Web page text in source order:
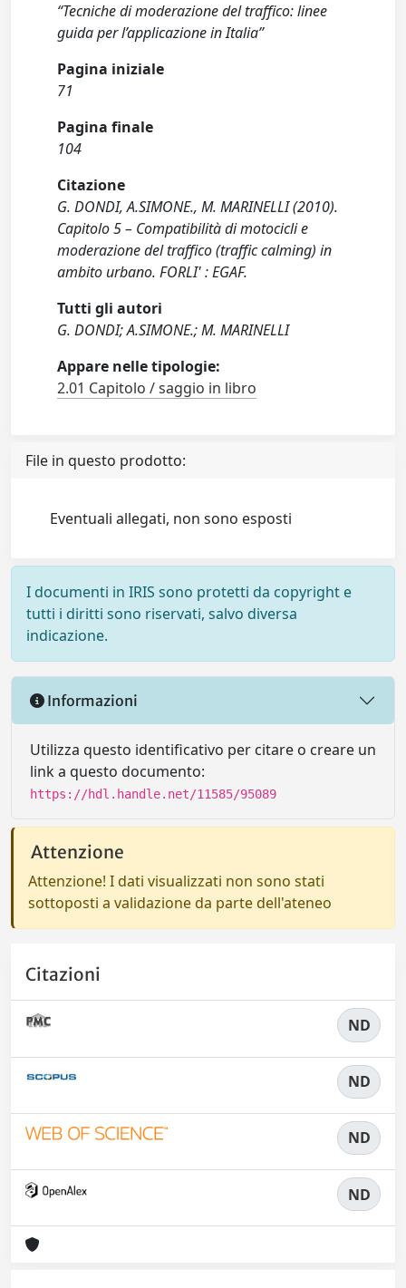
“Tecniche di moderazione del traffico: linee
guida per l’applicazione in Italia”
Pagina iniziale
71
Pagina finale
104
Citazione
G. DONDI, A.SIMONE., M. MARINELLI (2010).
Capitolo 5 – Compatibilità di motocicli e
moderazione del traffico (traffic calming) in
ambito urbano. FORLI' : EGAF.
Tutti gli autori
G. DONDI; A.SIMONE.; M. MARINELLI
Appare nelle tipologie:
2.01 Capitolo / saggio in libro
File in questo prodotto:
Eventuali allegati, non sono esposti
I documenti in IRIS sono protetti da copyright e
tutti i diritti sono riservati, salvo diversa
indicazione.
Informazioni
Utilizza questo identificativo per citare o creare un
link a questo documento:
https://hdl.handle.net/11585/95089
Attenzione
Attenzione! I dati visualizzati non sono stati
sottoposti a validazione da parte dell'ateneo
Citazioni
ND
ND
ND
ND